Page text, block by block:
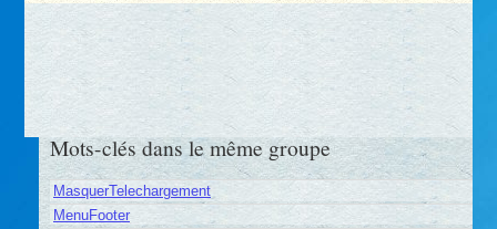
Mots-clés dans le même groupe
MasquerTelechargement
MenuFooter